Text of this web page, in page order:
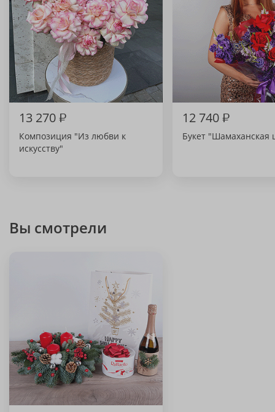
13 270₽
Композиция "Из любви к
искусству"
12 740₽
Букет "Шамаханская
Вы смотрели